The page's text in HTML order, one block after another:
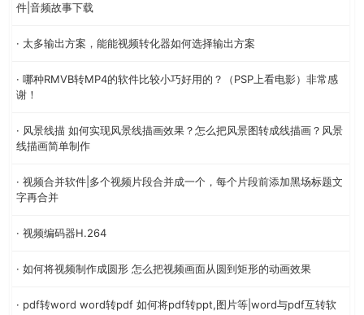
件|音频故事下载
· 太多输出方案，能能视频转化器如何选择输出方案
· 哪种RMVB转MP4的软件比较小巧好用的？（PSP上看电影）非常感
谢！
· 风景线描 如何实现风景线描画效果？怎么把风景图转成线描画？风景
线描画简单制作
· 视频合并软件|多个视频片段合并成一个，每个片段前添加黑场标题文
字再合并
· 视频编码器H.264
· 如何将视频制作成圆形 怎么把视频画面从圆到矩形的动画效果
· pdf转word word转pdf 如何将pdf转ppt,图片等|word与pdf互转软